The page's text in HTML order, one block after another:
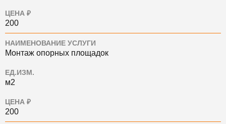
ЦЕНА ₽
200
НАИМЕНОВАНИЕ УСЛУГИ
Монтаж опорных площадок
ЕД.ИЗМ.
м2
ЦЕНА ₽
200